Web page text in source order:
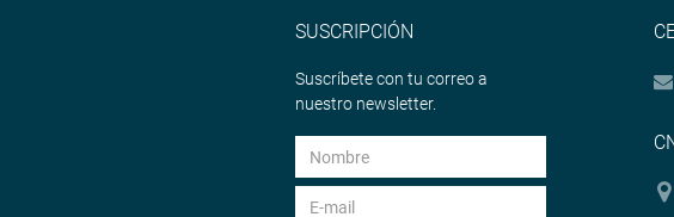
SUSCRIPCIÓN
Suscríbete con tu correo a
nuestro newsletter.